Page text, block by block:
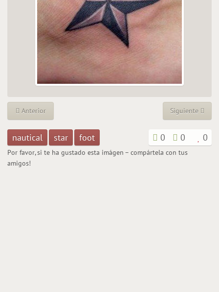
Anterior Siguiente
nautical star foot 0 0 0
Por favor, si te ha gustado esta imágen – compártela con tus
amigos!